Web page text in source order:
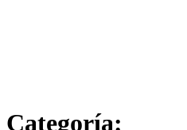
Categoría: